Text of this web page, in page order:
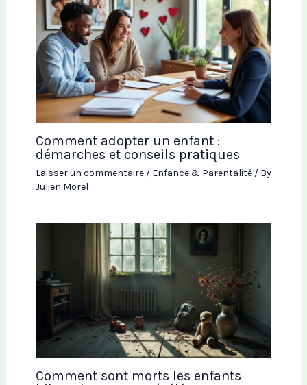
Comment adopter un enfant :
démarches et conseils pratiques
Laisser un commentaire / Enfance & Parentalité/ By
Julien Morel
Comment sont morts les enfants